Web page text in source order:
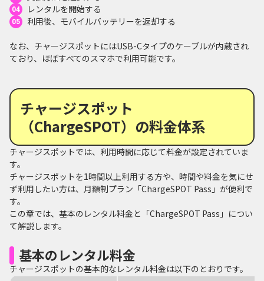
レンタルを開始する
利用後、モバイルバッテリーを返却する
なお、チャージスポットにはUSB-Cタイプのケーブルが内蔵され
ており、ほぼすべてのスマホで利用可能です。
チャージスポット
（ChargeSPOT）の料金体系
チャージスポットでは、利用時間に応じて料金が設定されていま
す。
チャージスポットを1時間以上利用する方や、時間や料金を気にせ
ず利用したい方は、月額制プラン「ChargeSPOT Pass」が便利で
す。
この章では、基本のレンタル料金と「ChargeSPOT Pass」につい
て解説します。
基本のレンタル料金
チャージスポットの基本的なレンタル料金は以下のとおりです。